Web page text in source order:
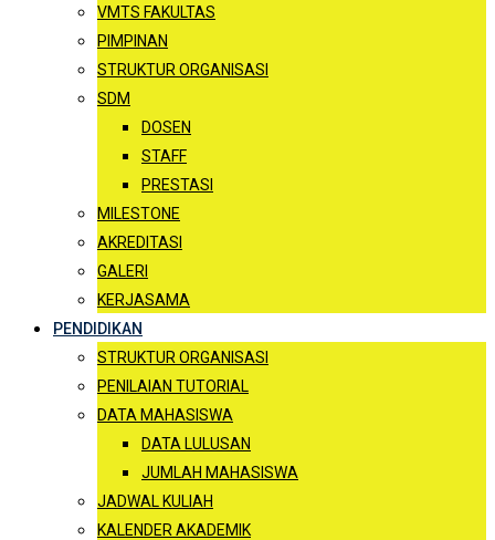
VMTS FAKULTAS
PIMPINAN
STRUKTUR ORGANISASI
SDM
DOSEN
STAFF
PRESTASI
MILESTONE
AKREDITASI
GALERI
KERJASAMA
PENDIDIKAN
STRUKTUR ORGANISASI
PENILAIAN TUTORIAL
DATA MAHASISWA
DATA LULUSAN
JUMLAH MAHASISWA
JADWAL KULIAH
KALENDER AKADEMIK